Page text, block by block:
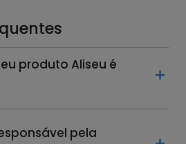
produto Aliseu é
pela